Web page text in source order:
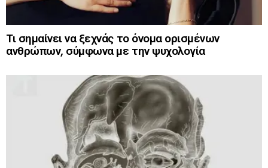
Τι σημαίνει να ξεχνάς το όνομα ορισμένων
ανθρώπων, σύμφωνα με την ψυχολογία